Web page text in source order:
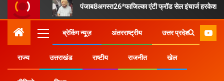
पंजाब8अगस्त26*फाजिल्का एंटी फ्रॉड सेल इंचार्ज हरकेश
ब्रेकिंग न्यूज़ अंतरराष्ट्रीय उत्तर प्रदेश
राज्य उत्तराखंड राष्टीय राजनीत खेल